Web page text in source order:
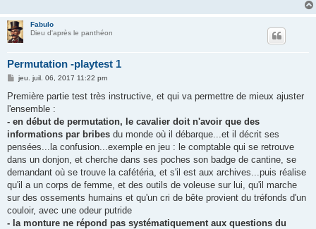
Fabulo
Dieu d'après le panthéon
Permutation -playtest 1
M
s
a
g
jeu. juil. 06, 2017 11:22 pm
Première partie test très instructive, et qui va permettre de mieux ajuster
l'ensemble :
- en début de permutation, le cavalier doit n'avoir que des
informations par bribes du monde où il débarque...et il décrit ses
pensées...la confusion...exemple en jeu : le comptable qui se retrouve
dans un donjon, et cherche dans ses poches son badge de cantine, se
demandant où se trouve la cafétéria, et s'il est aux archives...puis réalise
qu'il a un corps de femme, et des outils de voleuse sur lui, qu'il marche
sur des ossements humains et qu'un cri de bête provient du tréfonds d'un
couloir, avec une odeur putride
- la monture ne répond pas systématiquement aux questions du